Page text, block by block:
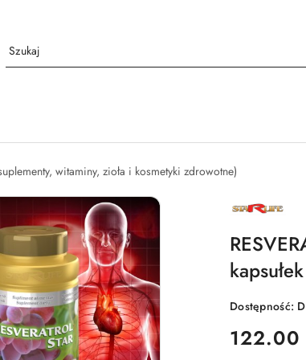
witaminy, zioła i kosmetyki zdrowotne)
NAZWA
PRODUCENTA:
kapsułek
Dostępność:
cena:
122.00